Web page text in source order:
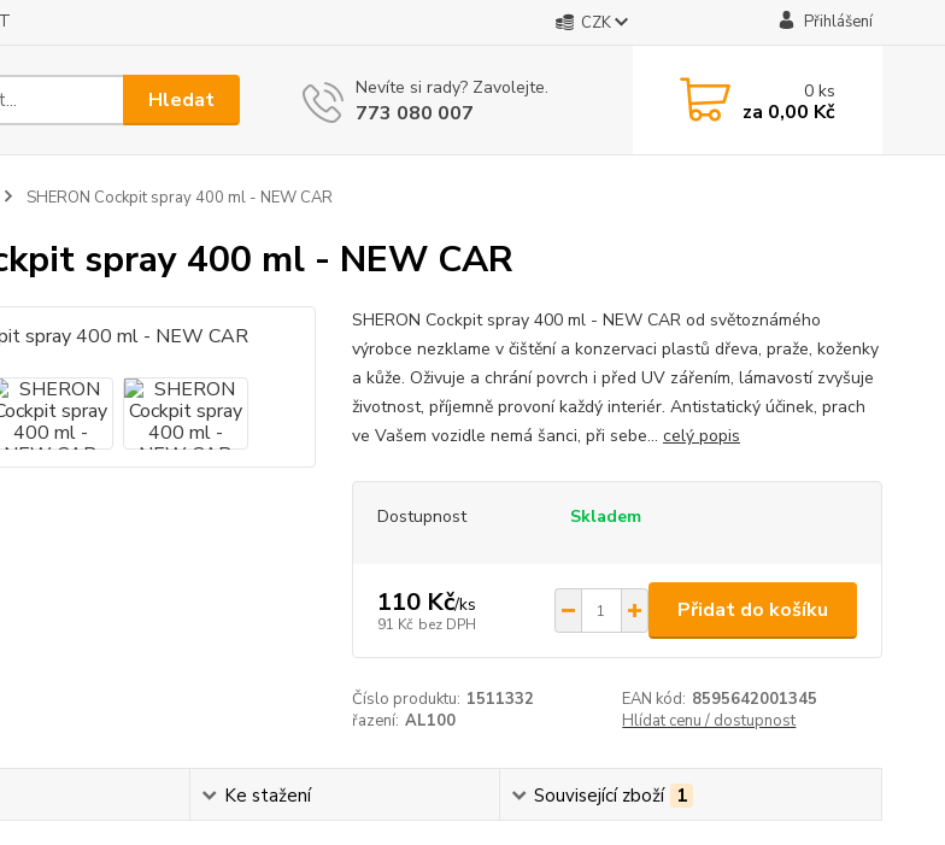
CZK Přihlášení
Hledat Nevíte si rady? Zavolejte.
773 080 007
0ks
za 0,00 Kč
SHERON Cockpit spray 400 ml - NEW CAR
spray 400 ml - NEW CAR
SHERON Cockpit spray 400 ml - NEW CAR od světoznámého
výrobce nezklame v čištění a konzervaci plastů dřeva, praže, koženky
a kůže. Oživuje a chrání povrch i před UV zářením, lámavostí zvyšuje
životnost, příjemně provoní každý interiér. Antistatický účinek, prach
ve Vašem vozidle nemá šanci, při sebe... celý popis
Dostupnost Skladem
110 Kč/ks
91 Kč bez DPH
Přidat do košíku
Číslo produktu: 1511332 EAN kód: 8595642001345
řazení: AL100 Hlídat cenu / dostupnost
Ke stažení Související zboží 1